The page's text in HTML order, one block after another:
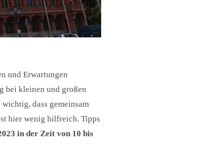
und Erwartungen
bei kleinen und großen
dass gemeinsam
hier wenig hilfreich. Tipps
in der Zeit von 10 bis